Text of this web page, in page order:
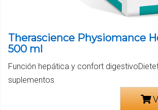
Therascience Physiomance
500 ml
Función hepática y confort
suplementos